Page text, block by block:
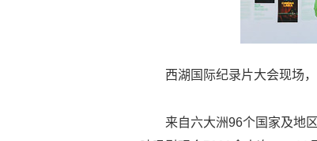
西湖国际纪录片大会现
来自六大洲96个国家及地